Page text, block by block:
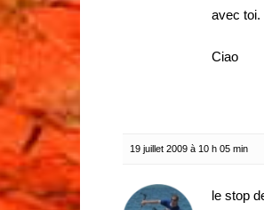
avec toi.
Ciao
19 juillet 2009 à 10 h 05 min
le stop